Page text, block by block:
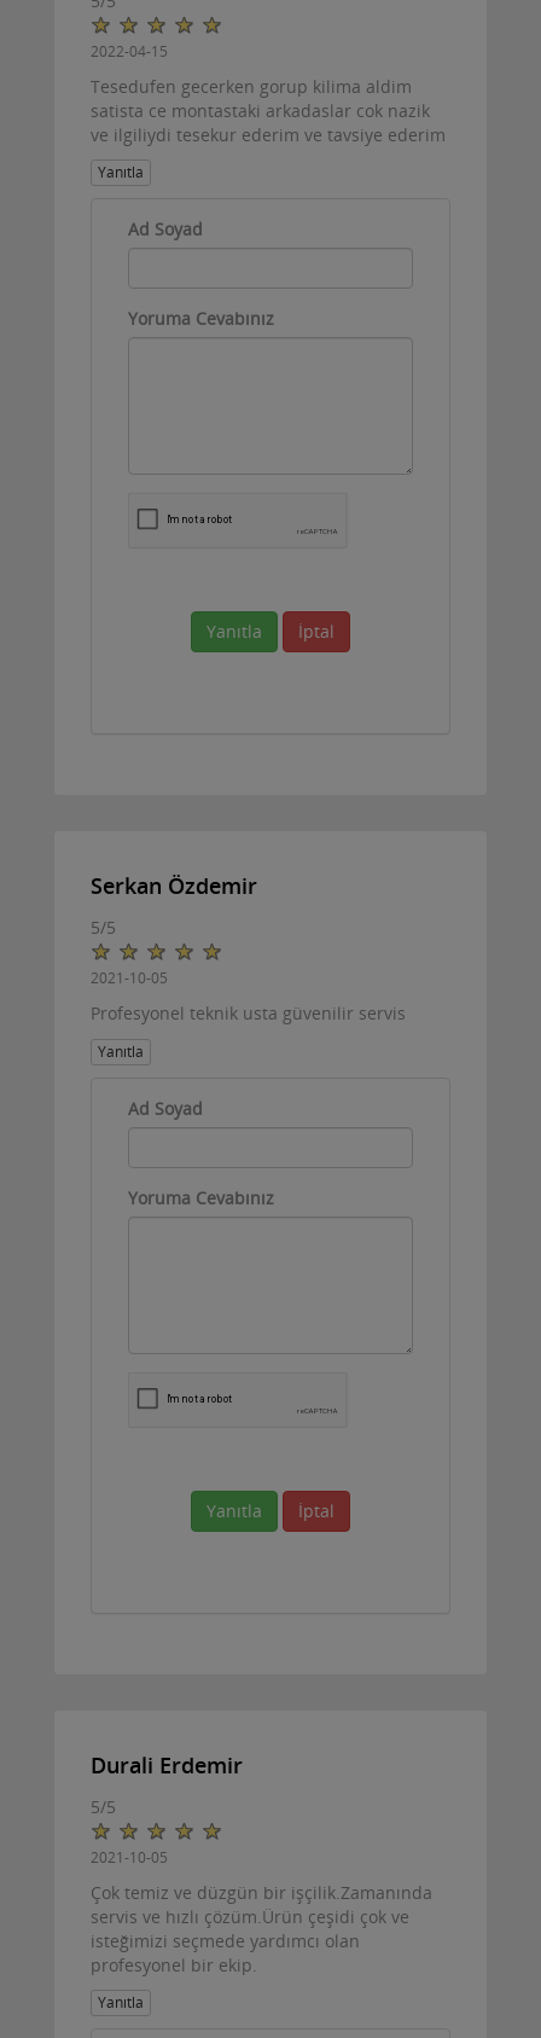
2022-04-15
Tesedufen gecerken gorup kilima aldim
satista ce montastaki arkadaslar cok nazik
ve ilgiliydi tesekur ederim ve tavsiye ederim
Yanıtla
Ad Soyad
Yoruma Cevabınız
Yanıtla İptal
Serkan Özdemir
5/5
2021-10-05
Profesyonel teknik usta güvenilir servis
Yanıtla
Ad Soyad
Yoruma Cevabınız
Yanıtla İptal
Durali Erdemir
5/5
2021-10-05
Çok temiz ve düzgün bir işçilik.Zamanında
servis ve hızlı çözüm.Ürün çeşidi çok ve
isteğimizi seçmede yardımcı olan
profesyonel bir ekip.
Yanıtla